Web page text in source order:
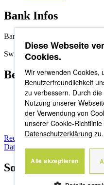
Bank Infos
Bankenclearing: 8395
Swift/BIC-Adresse: SLBUCH22
Beliebte Seiten
News
Mitarbeitende
Organisation
Standorte
Rechtliche Hinweise
Datenschutzerklärung
Social Media
Diese Webseite
Cookies.
Wir verwenden Cookies,
Benutzerfreundlichkeit
zu verbessern. Durch
Nutzung unserer
der Verwendung von
unserer Cookie-
Datenschutzerklärung zu.
Alle akzeptieren